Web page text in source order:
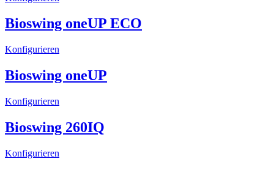
Bioswing oneUP ECO
Konfigurieren
Bioswing oneUP
Konfigurieren
Bioswing 260IQ
Konfigurieren